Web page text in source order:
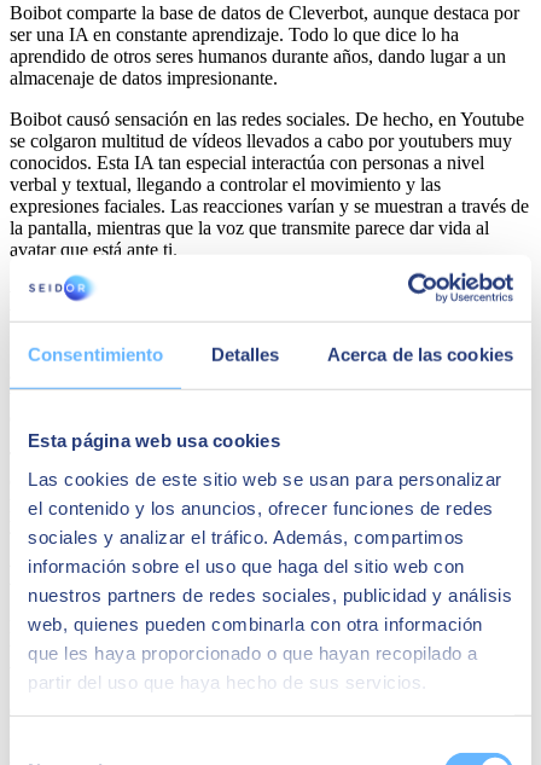
Consentimiento Detalles Acerca de las cookies
Esta página web usa cookies
Las cookies de este sitio web se usan para personalizar
el contenido y los anuncios, ofrecer funciones de redes
sociales y analizar el tráfico. Además, compartimos
información sobre el uso que haga del sitio web con
nuestros partners de redes sociales, publicidad y análisis
web, quienes pueden combinarla con otra información
que les haya proporcionado o que hayan recopilado a
partir del uso que haya hecho de sus servicios.
Boibot comparte la base de datos de Cleverbot, aunque destaca por
ser una IA en constante aprendizaje. Todo lo que dice lo ha
aprendido de otros seres humanos durante años, dando lugar a un
almacenaje de datos impresionante.
Boibot causó sensación en las redes sociales. De hecho, en Youtube
se colgaron multitud de vídeos llevados a cabo por youtubers muy
conocidos. Esta IA tan especial interactúa con personas a nivel
verbal y textual, llegando a controlar el movimiento y las
expresiones faciales. Las reacciones varían y se muestran a través de
la pantalla, mientras que la voz que transmite parece dar vida al
avatar que está ante ti.
Eviebot
Se llama Evie y, tal y como sucede con Boibot, es una IA que
tiene que contestarte, recoge la información de su amplia base de
colgaron vídeos de sus conversaciones con este bot con identidad
propia. La información que maneja está sincronizada con sus labios
y sus gestos, dando lugar a un personaje artificial bastante logrado.
Kuki
Kuki, anteriormente conocido como Mitsuku, es un chatbot de
última generación que puede hacer las funciones de una «amiga
virtual» capaz de conversar con el usuario.
Creada por el ingeniero inglés Steve Worswick, ganó el prestigioso
galardón se otorga al chatbot que cuenta con las características más